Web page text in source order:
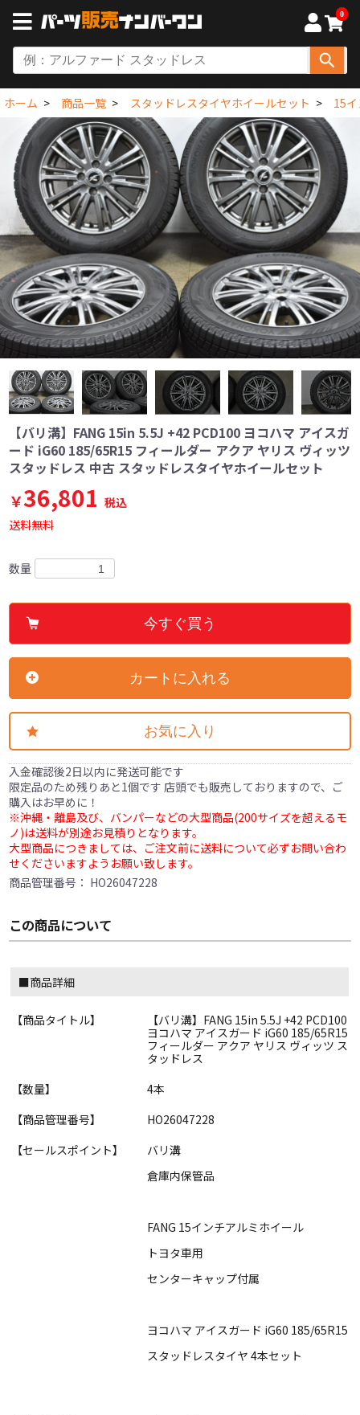
0
ホーム 商品一覧 スタッドレスタイヤホイールセット 15
【バリ溝】FANG 15in 5.5J +42 PCD100 ヨコハマ アイスガ
ード iG60 185/65R15 フィールダー アクア ヤリス ヴィッツ
スタッドレス 中古 スタッドレスタイヤホイールセット
￥36,801 税込
送料無料
数量
今すぐ買う
カートに入れる
お気に入り
入金確認後2日以内に発送可能です
限定品のため残りあと1個です 店頭でも販売しておりますので、ご
購入はお早めに！
※沖縄・離島及び、バンパーなどの大型商品(200サイズを超えるモ
ノ)は送料が別途お見積りとなります。
大型商品につきましては、ご注文前に送料について必ずお問い合わ
せくださいますようお願い致します。
商品管理番号： HO26047228
この商品について
■商品詳細
【商品タイトル】
【バリ溝】FANG 15in 5.5J +42 PCD100
ヨコハマ アイスガード iG60 185/65R15
フィールダー アクア ヤリス ヴィッツ ス
タッドレス
【数量】
4本
【商品管理番号】
HO26047228
【セールスポイント】
バリ溝
倉庫内保管品
FANG 15インチアルミホイール
トヨタ車用
センターキャップ付属
ヨコハマ アイスガード iG60 185/65R15
スタッドレスタイヤ 4本セット